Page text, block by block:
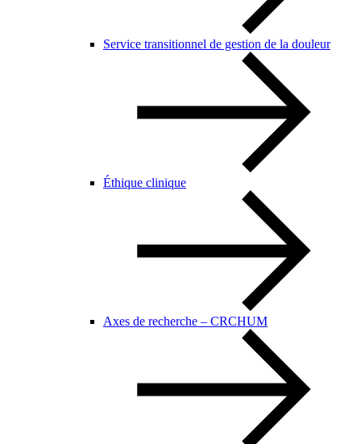
Service transitionnel de gestion de la douleur
Éthique clinique
Axes de recherche – CRCHUM